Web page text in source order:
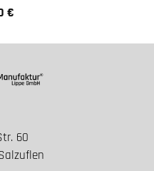
€
60